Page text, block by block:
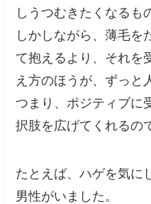
しうつむきたくなるも
しかしながら、薄毛を
て抱えるより、それを
え方のほうが、ずっと
つまり、ポジティブに
択肢を広げてくれるの
たとえば、ハゲを気に
男性がいました。